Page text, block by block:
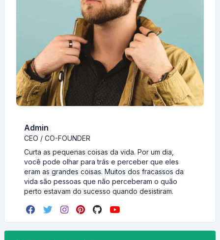
Admin
CEO / CO-FOUNDER
Curta as pequenas coisas da vida. Por um dia,
você pode olhar para trás e perceber que eles
eram as grandes coisas. Muitos dos fracassos da
vida são pessoas que não perceberam o quão
perto estavam do sucesso quando desistiram.